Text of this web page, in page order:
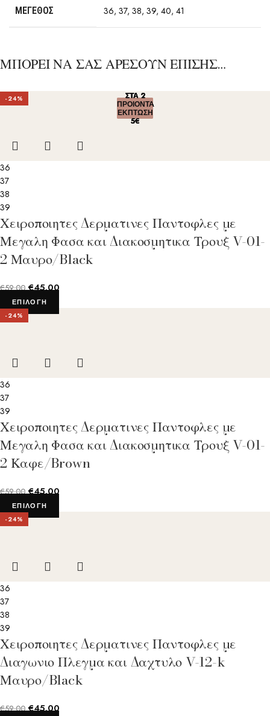
ΜΈΓΕΘΟΣ 36, 37, 38, 39, 40, 41
ΜΠΟΡΕΙ ΝΑ ΣΑΣ ΑΡΕΣΟΥΝ ΕΠΙΣΗΣ…
-24% ΣΤΑ 2
ΠΡΟΙΟΝΤΑ
ΕΚΠΤΩΣΗ
5€
36
37
38
39
Χειροποιητες Δερματινες Παντοφλες με
Μεγαλη Φασα και Διακοσμητικα Τρουξ V-01-
2 Μαυρο/Black
€59.00 €45.00
ΕΠΙΛΟΓΉ
-24%
ΣΤΑ 2
ΠΡΟΙΟΝΤΑ
ΕΚΠΤΩΣΗ
5€
36
37
39
Χειροποιητες Δερματινες Παντοφλες με
Μεγαλη Φασα και Διακοσμητικα Τρουξ V-01-
2 Καφε/Brown
€59.00 €45.00
ΕΠΙΛΟΓΉ
-24%
ΣΤΑ 2
ΠΡΟΙΟΝΤΑ
ΕΚΠΤΩΣΗ
5€
36
37
38
39
Χειροποιητες Δερματινες Παντοφλες με
Διαγωνιο Πλεγμα και Δαχτυλο V-12-k
Μαυρο/Black
€59.00 €45.00
ΣΤΑ 2
ΠΡΟΙΟΝΤΑ
ΕΚΠΤΩΣΗ
5€
ΣΤΑ 2
ΠΡΟΙΟΝΤΑ
ΕΚΠΤΩΣΗ
5€